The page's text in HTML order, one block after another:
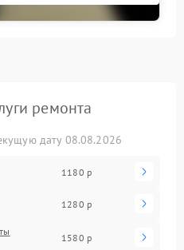
ремонта
дату 08.08.2026
1180 р
1280 р
1580 р